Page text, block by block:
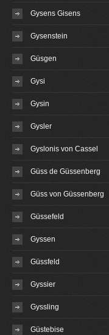
Gysens Gisens
Gysenstein
Güsgen
Gysi
Gysin
Gysler
Gyslonis von Cassel
Güss de Güssenberg
Güss von Güssenberg
Güssefeld
Gyssen
Güssfeld
Gyssier
Gyssling
Güstebise